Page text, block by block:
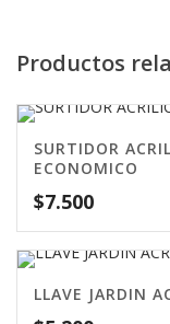
Productos
SURTIDOR
ECONOMICO
$7.500
LLAVE JARDIN